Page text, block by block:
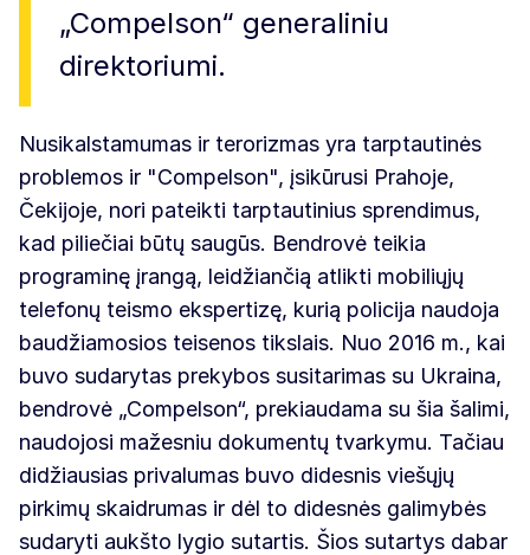
„Compelson“ generaliniu
direktoriumi.
Nusikalstamumas ir terorizmas yra tarptautinės
problemos ir "Compelson", įsikūrusi Prahoje,
Čekijoje, nori pateikti tarptautinius sprendimus,
kad piliečiai būtų saugūs. Bendrovė teikia
programinę įrangą, leidžiančią atlikti mobiliųjų
telefonų teismo ekspertizę, kurią policija naudoja
baudžiamosios teisenos tikslais. Nuo 2016 m., kai
buvo sudarytas prekybos susitarimas su Ukraina,
bendrovė „Compelson“, prekiaudama su šia šalimi,
naudojosi mažesniu dokumentų tvarkymu. Tačiau
didžiausias privalumas buvo didesnis viešųjų
pirkimų skaidrumas ir dėl to didesnės galimybės
sudaryti aukšto lygio sutartis. Šios sutartys dabar